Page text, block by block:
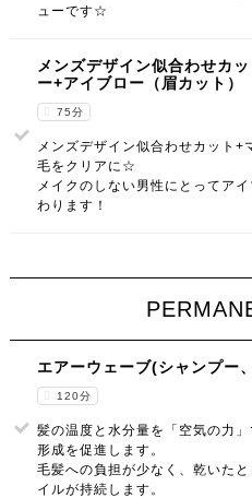
ューです☆
メンズデザイン似合わせカ
ー+アイブロー（眉カット）
75分
メンズデザイン似合わせカット+
毛をクリアに☆
メイクのしない男性にとってア
わります！
エアーウェーブ(シャンプー
120分
髪の温度と水分量を「空気の力
形成を促進します。
毛髪への負担が少なく、乾いた
イルが持続します。